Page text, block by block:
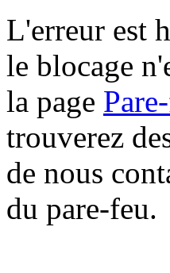
L'erreur est
le blocage
la page
trouverez
de nous
du pare-feu.